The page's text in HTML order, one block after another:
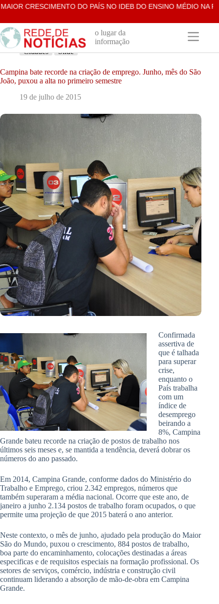
Pular
o
conteúdo
CRESCIMENTO DO PAÍS NO IDEB DO ENSINO MÉDIO NA REDE
o lugar da
informação
Cidades
Slide
Campina bate recorde na criação de emprego. Junho, mês do São
João, puxou a alta no primeiro semestre
19 de julho de 2015
Confirmada
assertiva de
que é talhada
para superar
crise,
enquanto o
País trabalha
com um
índice de
desemprego
beirando a
8%, Campina
Grande bateu recorde na criação de postos de trabalho nos
últimos seis meses e, se mantida a tendência, deverá dobrar os
números do ano passado.
Em 2014, Campina Grande, conforme dados do Ministério do
Trabalho e Emprego, criou 2.342 empregos, números que
também superaram a média nacional. Ocorre que este ano, de
janeiro a junho 2.134 postos de trabalho foram ocupados, o que
permite uma projeção de que 2015 baterá o ano anterior.
Neste contexto, o mês de junho, ajudado pela produção do Maior
São do Mundo, puxou o crescimento, 884 postos de trabalho,
boa parte do encaminhamento, colocações destinadas a áreas
especificas e de requisitos especiais na formação profissional. Os
setores de serviços, comércio, indústria e construção civil
continuam liderando a absorção de mão-de-obra em Campina
Grande.